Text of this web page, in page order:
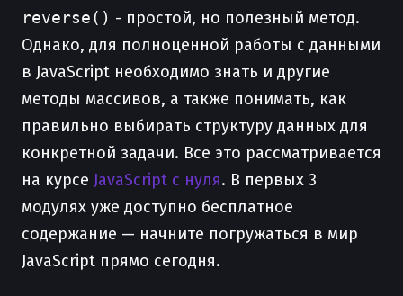
reverse() - простой, но полезный метод.
Однако, для полноценной работы с данными
в JavaScript необходимо знать и другие
методы массивов, а также понимать, как
правильно выбирать структуру данных для
конкретной задачи. Все это рассматривается
на курсе JavaScript с нуля. В первых 3
модулях уже доступно бесплатное
содержание — начните погружаться в мир
JavaScript прямо сегодня.